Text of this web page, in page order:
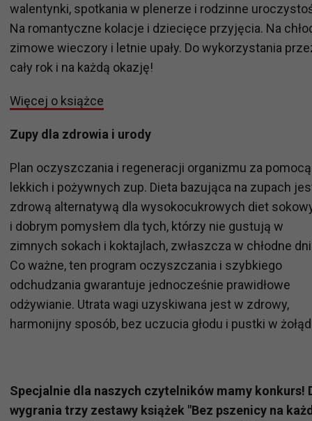
walentynki, spotkania w plenerze i rodzinne
Na romantyczne kolacje i dziecięce przyjęcia. Na
zimowe wieczory i letnie upały. Do wykorzystania
cały rok i na każdą okazję!
Więcej o książce
Zupy dla zdrowia i urody
Plan oczyszczania i regeneracji organizmu za pomocą
lekkich i pożywnych zup. Dieta bazująca na zupach
zdrową alternatywą dla wysokocukrowych diet
i dobrym pomysłem dla tych, którzy nie gustują w
zimnych sokach i koktajlach, zwłaszcza w chłodne
Co ważne, ten program oczyszczania i szybkiego
odchudzania gwarantuje jednocześnie prawidłowe
odżywianie. Utrata wagi uzyskiwana jest w zdrowy,
harmonijny sposób, bez uczucia głodu i pustki w
Specjalnie dla naszych czytelników mamy konkurs!
wygrania trzy zestawy książek "Bez pszenicy na